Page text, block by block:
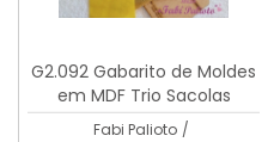
G2.092 Gabarito de Moldes
em MDF Trio Sacolas
Fabi Palioto /